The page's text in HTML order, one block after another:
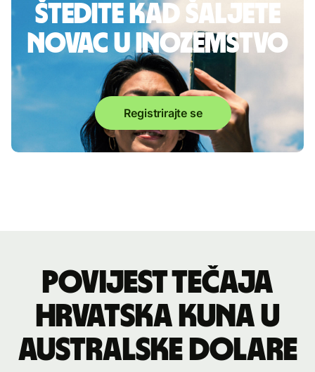
Štedite kad šaljete
novac u inozemstvo
Registrirajte se
Povijest tečaja
hrvatska kuna u
australske dolare